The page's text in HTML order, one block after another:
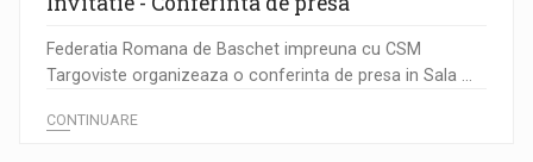
Federatia Romana de Baschet impreuna cu CSM
Targoviste organizeaza o conferinta de presa in Sala ...
CONTINUARE